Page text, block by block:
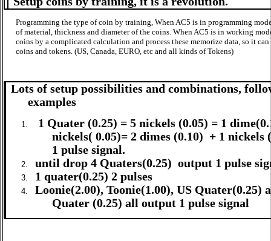
Programming the type of coin by training, When AC5 is in programming
of material, thickness and diameter of the coins. When AC5 is in working
coins by a complicated calculation and process these memorize data, so it
coins and tokens. (US, Canada, EURO, etc and all kinds of Tokens)
Lots of setup possibilities and combinations,
examples
1 Quater (0.25) = 5 nickels (0.05) = 1
nickels( 0.05)= 2 dimes (0.10) + 1
1 pulse signal.
until drop 4 Quaters(0.25) output 1 pulse
1 quater(0.25) 2 pulses
Loonie(2.00), Toonie(1.00), US Quater(0.25)
Quater (0.25) all output 1 pulse signal